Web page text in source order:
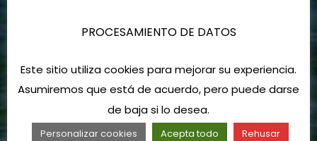
PROCESAMIENTO DE DATOS
Este sitio utiliza cookies para mejorar su experiencia.
Asumiremos que está de acuerdo, pero puede darse
de baja si lo desea.
Personalizar cookies Acepta todo
Rehusar